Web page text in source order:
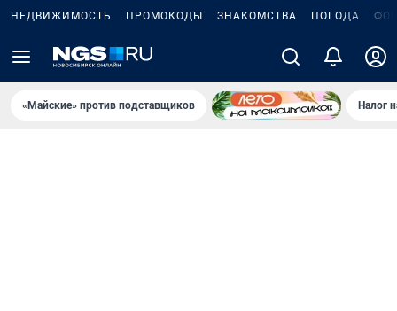
НЕДВИЖИМОСТЬ ПРОМОКОДЫ ЗНАКОМСТВА ПОГОДА
«Майские» против подставщиков Налог